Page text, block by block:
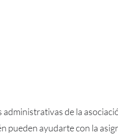
administrativas de la
pueden ayudarte con la